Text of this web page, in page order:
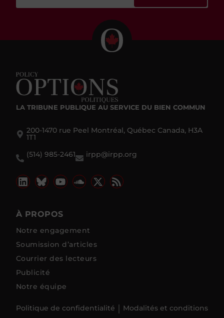
LA TRIBUNE PUBLIQUE AU SERVICE DU BIEN COMMUN
200-1470 rue Peel Montréal, Québec Canada, H3A
1T1
(514) 985-2461
irpp@irpp.org
À PROPOS
Notre engagement
Soumission d’articles
Courrier des lecteurs
Publicité
Notre équipe
Politique de confidentialité
Modalités et conditions